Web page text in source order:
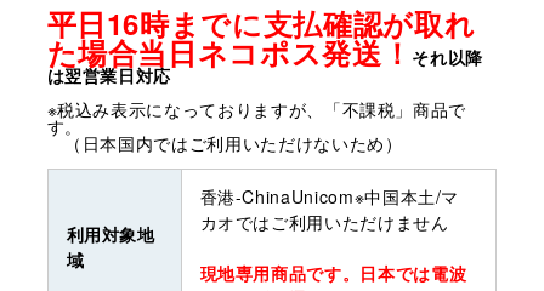
平日16時までに支払確認が取れ
た場合当日ネコポス発送！ それ以降
は翌営業日対応
※税込み表示になっておりますが、「不課税」商品で
す。
（日本国内ではご利用いただけないため）
利用対象地
域
香港-ChinaUnicom※中国本土/マ
カオではご利用いただけません
現地専用商品です。日本では電波